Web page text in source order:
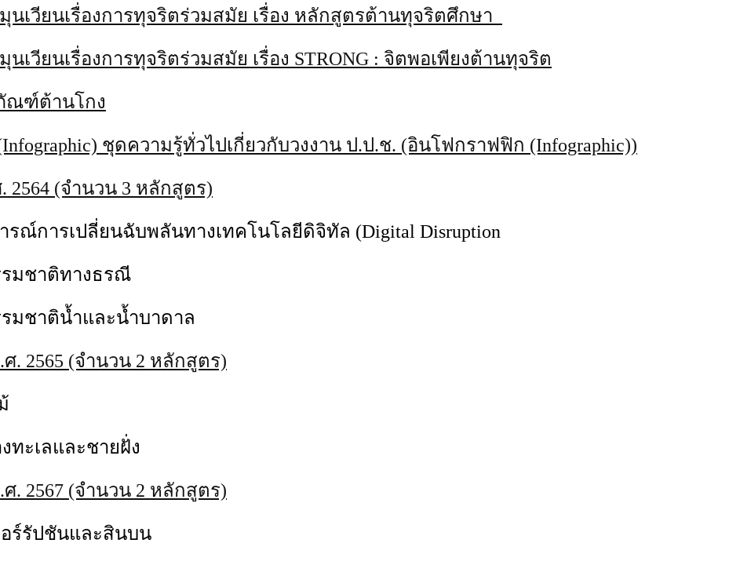
นเวียนเรื่องการทุจริตร่วมสมัย เรื่อง หลักสูตรต้านทุจริตศึกษา
นเวียนเรื่องการทุจริตร่วมสมัย เรื่อง STRONG : จิตพอเพียงต้านทุจริต
ณฑ์ต้านโกง
ชุดความรู้ทั่วไปเกี่ยวกับวงงาน ป.ป.ช. (อินโฟกราฟฟิก (Infographic))
(จำนวน 3 หลักสูตร)
ณ์การเปลี่ยนฉับพลันทางเทคโนโลยีดิจิทัล (Digital Disruption
ชาติทางธรณี
าติน้ำและน้ำบาดาล
(จำนวน 2 หลักสูตร)
เลและชายฝั่ง
(จำนวน 2 หลักสูตร)
ร์รัปชันและสินบน